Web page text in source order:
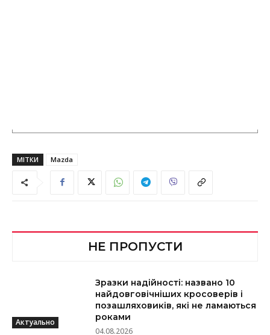
МІТКИ Mazda
НЕ ПРОПУСТИ
Актуально
Зразки надійності: названо 10
найдовговічніших кросоверів і
позашляховиків, які не ламаються
роками
04.08.2026